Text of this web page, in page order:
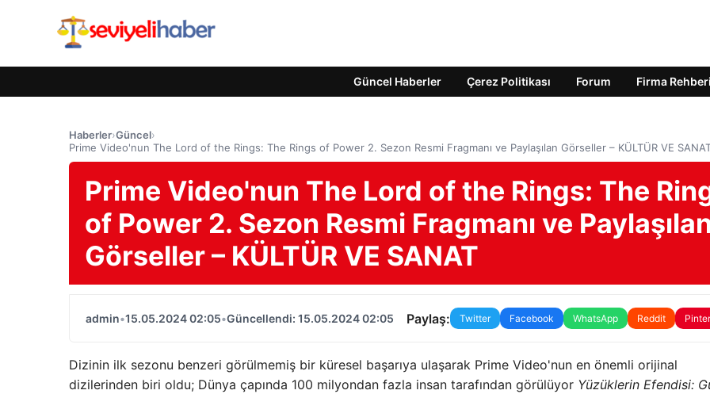
Güncel Haberler Çerez Politikası Forum Firma Rehberi
Haberler›Güncel›
Prime Video'nun The Lord of the Rings: The Rings of Power 2. Sezon Resmi Fragmanı ve Paylaşılan Görseller – KÜLTÜR VE
Prime Video'nun The Lord of the Rings: The
of Power 2. Sezon Resmi Fragmanı ve
Görseller – KÜLTÜR VE SANAT
admin•15.05.2024 02:05•Güncellendi: 15.05.2024 02:05 Paylaş: Twitter Facebook WhatsApp Reddit
Dizinin ilk sezonu benzeri görülmemiş bir küresel başarıya ulaşarak Prime Video'nun en önemli orijinal
dizilerinden biri oldu; Dünya çapında 100 milyondan fazla insan tarafından görülüyor Yüzüklerin Efendisi: